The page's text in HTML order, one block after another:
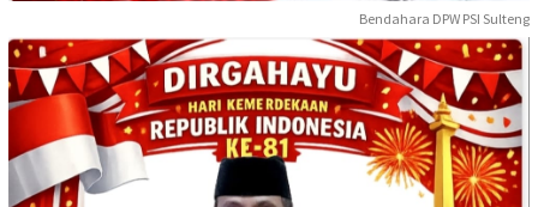
Bendahara DPW PSI Sulteng